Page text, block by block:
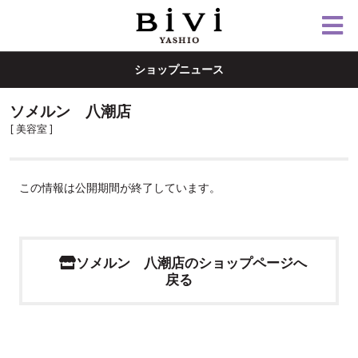
ショップニュース
ソメルン 八潮店
[ 美容室 ]
この情報は公開期間が終了しています。
ソメルン 八潮店のショップページへ
戻る